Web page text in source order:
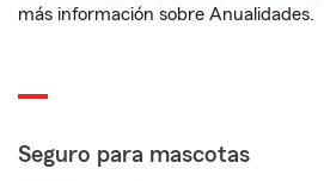
más información sobre Anualidades.
Seguro para mascotas